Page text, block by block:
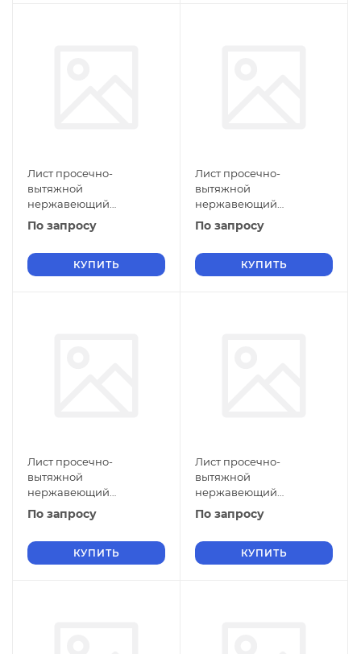
Лист просечно-
вытяжной
нержавеющий
5х500х1500 мм ПВЛ 308
12Х18Н10Т ГОСТ 8706-78
По запросу
КУПИТЬ
Лист просечно-
вытяжной
нержавеющий
5х1400х2000 мм ПВЛ 308
08Х18Н10 ГОСТ 8706-78
По запросу
КУПИТЬ
Лист просечно-
вытяжной
нержавеющий
5х1250х1500 мм ПВЛ 308
08Х18Н10 ГОСТ 8706-78
По запросу
КУПИТЬ
Лист просечно-
вытяжной
нержавеющий
5х1100х3000 мм ПВЛ 308
08Х18Н10 ГОСТ 8706-78
По запросу
КУПИТЬ